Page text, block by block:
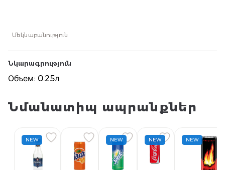
Մեկնաբանություն
Նկարագրություն
Объем: 0.25л
Նմանատիպ ապրանքներ
NEW NEW NEW NEW